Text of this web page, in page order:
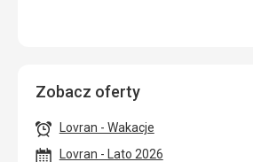
Zobacz oferty
Lovran - Wakacje
Lovran - Lato 2026